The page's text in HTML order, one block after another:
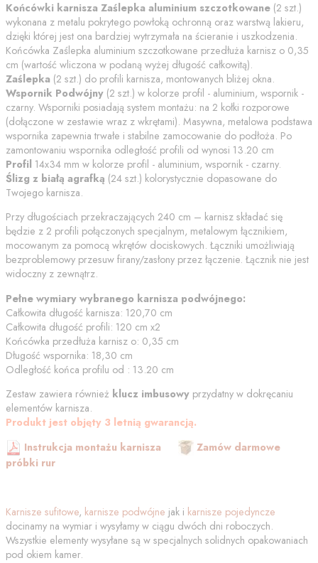
Końcówki karnisza Zaślepka aluminium szczotkowane (2 szt.)
wykonana z metalu pokrytego powłoką ochronną oraz warstwą lakieru,
dzięki której jest ona bardziej wytrzymała na ścieranie i uszkodzenia.
Końcówka Zaślepka aluminium szczotkowane przedłuża karnisz o 0,35
cm (wartość wliczona w podaną wyżej długość całkowitą).
Zaślepka (2 szt.) do profili karnisza, montowanych bliżej okna.
Wspornik Podwójny (2 szt.) w kolorze profil - aluminium, wspornik -
czarny. Wsporniki posiadają system montażu: na 2 kołki rozporowe
(dołączone w zestawie wraz z wkrętami). Masywna, metalowa podstawa
wspornika zapewnia trwałe i stabilne zamocowanie do podłoża. Po
zamontowaniu wspornika odległość profili od wynosi 13.20 cm
Profil 14x34 mm w kolorze profil - aluminium, wspornik - czarny.
Ślizg z białą agrafką (24 szt.) kolorystycznie dopasowane do
Twojego karnisza.
Przy długościach przekraczających 240 cm – karnisz składać się
będzie z 2 profili połączonych specjalnym, metalowym łącznikiem,
mocowanym za pomocą wkrętów dociskowych. Łączniki umożliwiają
bezproblemowy przesuw firany/zasłony przez łączenie. Łącznik nie jest
widoczny z zewnątrz.
Pełne wymiary wybranego karnisza podwójnego:
Całkowita długość karnisza: 120,70 cm
Całkowita długość profili: 120 cm x2
Końcówka przedłuża karnisz o: 0,35 cm
Długość wspornika: 18,30 cm
Odległość końca profilu od : 13.20 cm
Zestaw zawiera również klucz imbusowy przydatny w dokręcaniu
elementów karnisza.
Produkt jest objęty 3 letnią gwarancją.
Instrukcja montażu karnisza
Zamów darmowe
próbki rur
Karnisze sufitowe, karnisze podwójne jak i karnisze pojedyncze
docinamy na wymiar i wysyłamy w ciągu dwóch dni roboczych.
Wszystkie elementy wysyłane są w specjalnych solidnych opakowaniach
pod okiem kamer.